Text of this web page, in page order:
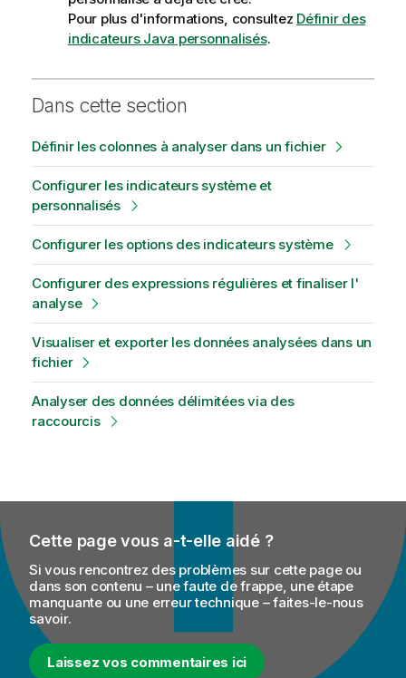
Pour plus d'informations, consultez Définir des
indicateurs Java personnalisés.
Dans cette section
Définir les colonnes à analyser dans un fichier
Configurer les indicateurs système et
personnalisés
Configurer les options des indicateurs système
Configurer des expressions régulières et finaliser l'
analyse
Visualiser et exporter les données analysées dans un
fichier
Analyser des données délimitées via des
raccourcis
Cette page vous a-t-elle aidé ?
Si vous rencontrez des problèmes sur cette page ou
dans son contenu – une faute de frappe, une étape
manquante ou une erreur technique – faites-le-nous
savoir.
Laissez vos commentaires ici